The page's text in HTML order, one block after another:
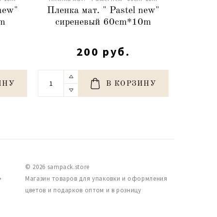
Пленка мат. " Pastel new"
сиреневый 60cm*10m
200 руб.
В КОРЗИНУ
© 2026 sampack.store
Магазин товаров для упаковки и оформления
цветов и подарков оптом и в розницу